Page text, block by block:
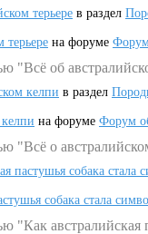
терьере в раздел
терьере на форуме
"Всё об
келпи в раздел
на форуме Форум
"Всё о
пастушья собака
собака стала
"Как